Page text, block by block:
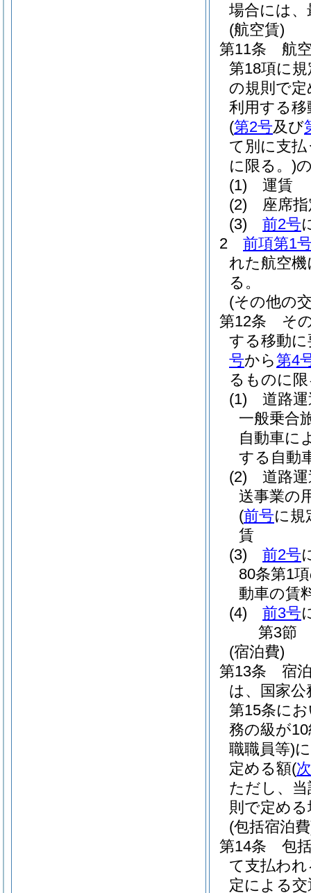
場合には、
(航空賃)
第11条
航
第18項に
の規則で
利用する
(第2号及び
て別に支
に限る。)
(1)
運賃
(2)
座席
(3)
前2号
2
前項第1
れた航空
る。
(その他の
第12条
そ
する移動
号から第4
るものに
(1)
道路
一般乗合
自動車に
する自動
(2)
道路
送事業の
(前号に規
賃
(3)
前2号
80条第1
動車の賃
(4)
前3号
第3節
(宿泊費)
第13条
宿
は、国家
第15条に
務の級が
職職員等)
定める額(
ただし、
則で定め
(包括宿泊
第14条
包
て支払わ
定による